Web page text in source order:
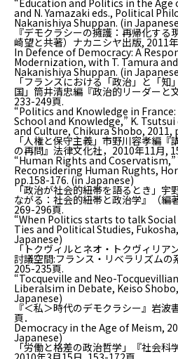
“Education and Politics in the Age
and N. Yamazaki eds., Political
Nakanishiya Shuppan. (in
『デモクラシーの擁護：再帰化す
崎望と共著）ナカニシヤ出版, 2011
In Defence of Democracy: A
Modernization, with T. Tamura
Nakanishiya Shuppan. (in
「フランスにおける「政治」と「
国」筒井清忠編『政治的リーダーと
233-249頁.
“Politics and Knowledge in
School and Knowledge,” K. Tsutsui
and Culture, Chikura Shobo, 2011,
「人権と保守主義」市野川容孝編
の再問』法律文化社，2010年11月,
“Human Rights and Coservatism,”
Reconsidering Human Rughts,
pp.158-176. (in Japanese)
「政治が社会的紐帯を語るとき」
ながる：社会的紐帯と政治学』（編
269-296頁.
“When Politics starts to talk Social
Ties and Political Studies,
Japanese)
「トクヴィルとネオ・トクヴィリ
討議空間:フランス・リベラリズム
205-235頁.
“Tocqueville and Neo-
Liberalsim in Debate, Keiso
Japanese)
『＜私＞時代のデモクラシー』岩
頁．
Democracy in the Age of Meism,
Japanese)
「労働と格差の政治哲学」『社会